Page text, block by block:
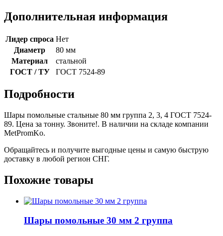
Дополнительная информация
Лидер спроса Нет
Диаметр
80 мм
Материал
стальной
ГОСТ / ТУ
ГОСТ 7524-89
Подробности
Шары помольные стальные 80 мм группа 2, 3, 4 ГОСТ 7524-
89. Цена за тонну. Звоните!. В наличии на складе компании
MetPromKo.
Обращайтесь и получите выгодные цены и самую быструю
доставку в любой регион СНГ.
Похожие товары
Шары помольные 30 мм 2 группа